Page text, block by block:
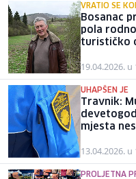
VRATIO SE
Bosanac
pola
turističko
19.04.2026. u
UHAPŠEN JE
Travnik:
mjesta
13.04.2026. u
PROLJETNA